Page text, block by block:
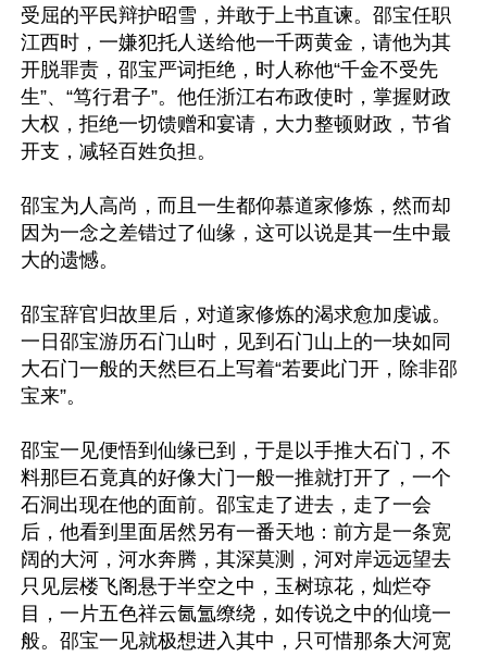
受屈的平民辩护昭雪，并敢于上书直谏。邵宝任职
江西时，一嫌犯托人送给他一千两黄金，请他为其
开脱罪责，邵宝严词拒绝，时人称他“千金不受先
生”、“笃行君子”。他任浙江右布政使时，掌握财政
大权，拒绝一切馈赠和宴请，大力整顿财政，节省
开支，减轻百姓负担。
邵宝为人高尚，而且一生都仰慕道家修炼，然而却
因为一念之差错过了仙缘，这可以说是其一生中最
大的遗憾。
邵宝辞官归故里后，对道家修炼的渴求愈加虔诚。
一日邵宝游历石门山时，见到石门山上的一块如同
大石门一般的天然巨石上写着“若要此门开，除非邵
宝来”。
邵宝一见便悟到仙缘已到，于是以手推大石门，不
料那巨石竟真的好像大门一般一推就打开了，一个
石洞出现在他的面前。邵宝走了进去，走了一会
后，他看到里面居然另有一番天地：前方是一条宽
阔的大河，河水奔腾，其深莫测，河对岸远远望去
只见层楼飞阁悬于半空之中，玉树琼花，灿烂夺
目，一片五色祥云氤氲缭绕，如传说之中的仙境一
般。邵宝一见就极想进入其中，只可惜那条大河宽